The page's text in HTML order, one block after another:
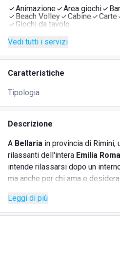
Animazione Area giochi Bar
Beach Volley
Cabine Carte
Giochi da tavolo
Vedi tutti i servizi
Caratteristiche
Tipologia
Descrizione
A Bellaria in provincia di Rimini,
rilassanti dell'intera Emilia
intende rilassarsi dopo un
ma anche per chi ama e
veramente tanti e in grado di
tutti:
Leggi di più